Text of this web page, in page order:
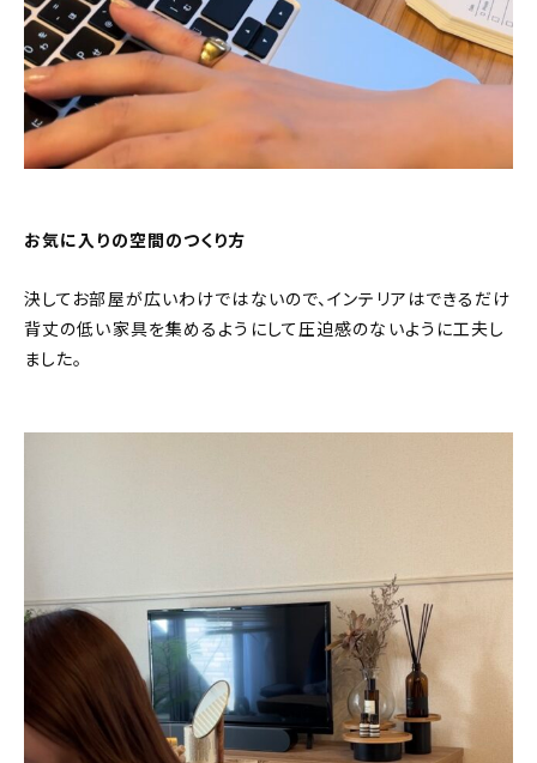
お気に入りの空間のつくり方
決してお部屋が広いわけではないので、インテリアはできるだけ
背丈の低い家具を集めるようにして圧迫感のないように工夫し
ました。